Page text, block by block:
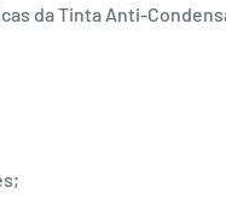
da Tinta Anti-